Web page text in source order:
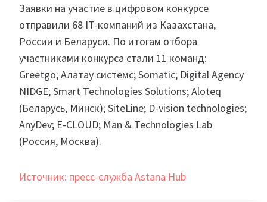
Заявки на участие в цифровом конкурсе
отправили 68 IT-компаний из Казахстана,
России и Беларуси. По итогам отбора
участниками конкурса стали 11 команд:
Greetgo; Алатау системс; Somatic; Digital Agency
NIDGE; Smart Technologies Solutions; Aloteq
(Беларусь, Минск); SiteLine; D-vision technologies;
AnyDev; E-CLOUD; Man & Technologies Lab
(Россия, Москва).
Источник: пресс-служба Astana Hub